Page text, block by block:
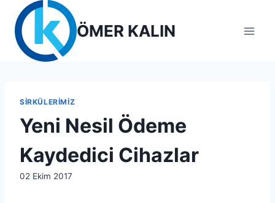
content
ÖMER KALIN
SIRKÜLERIMIZ
Yeni Nesil Ödeme
Kaydedici Cihazlar
By
02 Ekim 2017